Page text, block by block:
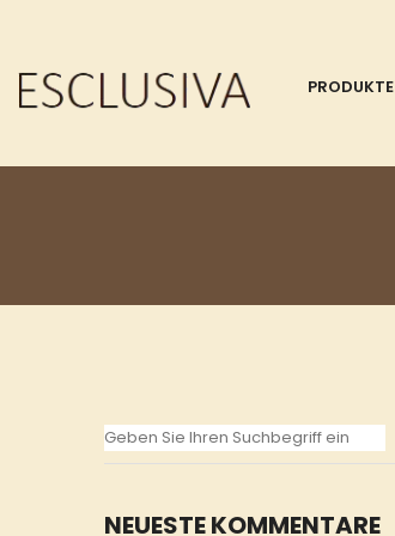
PRODUKTE
NEUESTE KOMMENTARE